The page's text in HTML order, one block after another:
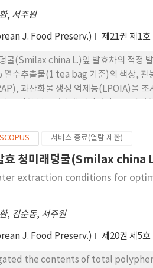
, 서주원
J. Food Preserv.) 제21권 제1호
굴(Smilax china L.)잎 발효차의 적정
열수추출물(1 tea bag 기준)의 색
과산화물 생성 억제능(LPOIA)을
였다. 색상과 spectrum(400～
의 색상이 가장 선명하였다. 향
(taste)과 입에 닿는 감각(mouth
지 않아 발효 10일이 이상적인 발효기
로 감소하였으며 그 감소율은 발효 10
타내었으나 발효에 점차적으로 감소
는 NF에 비하여 17.14%가 감소하였
F10 4.30, F20 및 F30에서는 각각 3.77
F10∼30의 1% 열수추출액이 생유 및
SCOPUS 서비스 종료(열람 제한)
효 청미래덩굴(Smilax china
extraction conditions for
, 김순동, 서주원
J. Food Preserv.) 제20권 제5호
the contents of total